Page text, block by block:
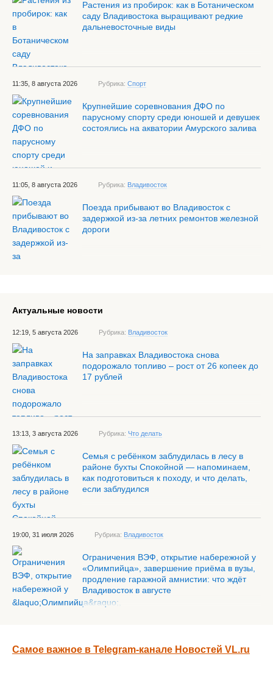
Растения из пробирок: как в Ботаническом
саду Владивостока выращивают редкие
дальневосточные виды
11:35, 8 августа 2026 Рубрика: Спорт
Крупнейшие соревнования ДФО по
парусному спорту среди юношей и девушек
состоялись на акватории Амурского залива
11:05, 8 августа 2026 Рубрика: Владивосток
Поезда прибывают во Владивосток с
задержкой из-за летних ремонтов железной
дороги
Актуальные новости
12:19, 5 августа 2026 Рубрика: Владивосток
На заправках Владивостока снова
подорожало топливо – рост от 26 копеек до
17 рублей
13:13, 3 августа 2026 Рубрика: Что делать
Семья с ребёнком заблудилась в лесу в
районе бухты Спокойной — напоминаем,
как подготовиться к походу, и что делать,
если заблудился
19:00, 31 июля 2026 Рубрика: Владивосток
Ограничения ВЭФ, открытие набережной у
«Олимпийца», завершение приёма в вузы,
продление гаражной амнистии: что ждёт
Владивосток в августе
Самое важное в Telegram-канале Новостей VL.ru